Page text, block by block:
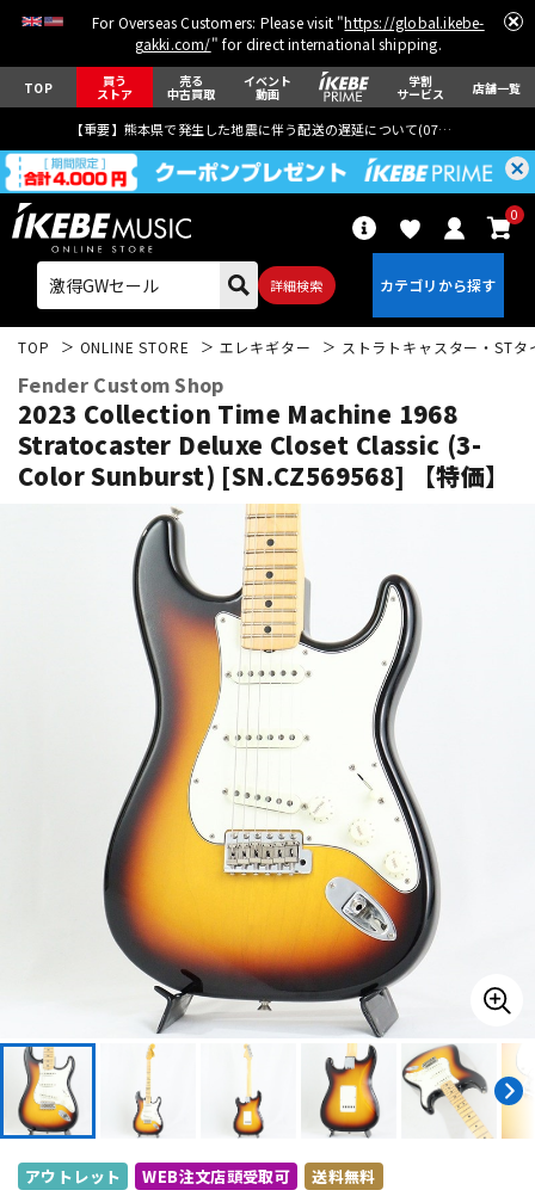
For Overseas Customers: Please visit "https://global.ikebe-
gakki.com/" for direct international shipping.
TOP 買う
ストア
売る
中古買取
イベント
動画
学割
サービス 店舗一覧
【重要】熊本県で発生した地震に伴う配送の遅延について(07月29日
詳細検索
0
エレキギター アコギ/エレアコ
ベース ウクレレ
ドラム パーカッション
キーボード 電子ピアノ
管楽器 その他楽器
アンプ エフェクター
DTM
DTM オンライン納品 レコーディング機器
配信/ライブ機器 楽器アクセサリ
TOP ONLINE STORE エレキギター ストラトキャスター・STタ
Fender Custom Shop
2023 Collection Time Machine 1968
Stratocaster Deluxe Closet Classic (3-
Color Sunburst) [SN.CZ569568] 【特価】
アウトレット WEB注文店頭受取可 送料無料